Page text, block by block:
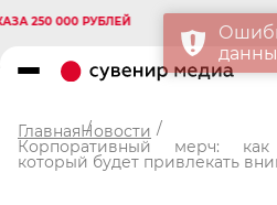
000 РУБЛЕЙ
ГлавнаяНовости
Корпоративный мерч: как
который будет привлекать